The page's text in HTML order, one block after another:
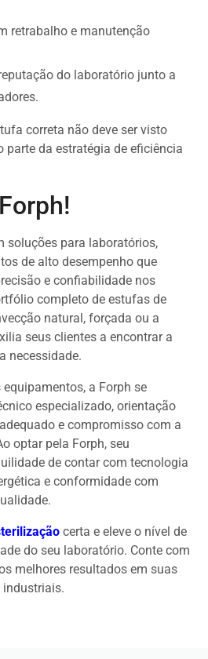
retrabalho e manutenção
do laboratório junto a
correta não deve ser visto
parte da estratégia de eficiência
soluções para laboratórios,
de alto desempenho que
e confiabilidade nos
completo de estufas de
natural, forçada ou a
seus clientes a encontrar a
necessidade.
a Forph se
especializado, orientação
e compromisso com a
optar pela Forph, seu
de contar com tecnologia
e conformidade com
certa e eleve o nível de
do seu laboratório. Conte com
melhores resultados em suas
industriais.